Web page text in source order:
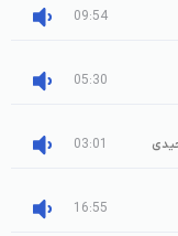
09:54
05:30
03:01
16:55